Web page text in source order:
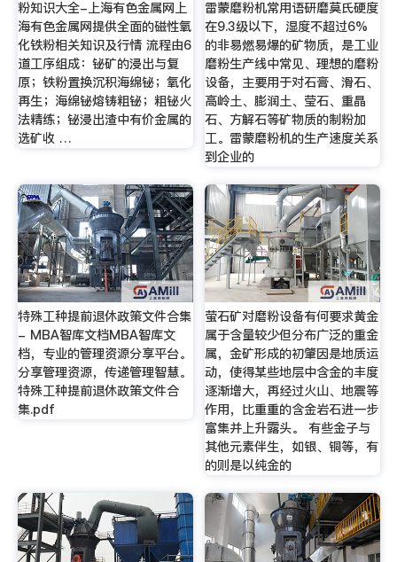
粉知识大全-上海有色金属网上
海有色金属网提供全面的磁性氧
化铁粉相关知识及行情 流程由6
道工序组成：铋矿的浸出与复
原；铁粉置换沉积海绵铋；氧化
再生；海绵铋熔铸粗铋；粗铋火
法精练；铋浸出渣中有价金属的
选矿收 …
雷蒙磨粉机常用语研磨莫氏硬度
在9.3级以下，湿度不超过6%
的非易燃易爆的矿物质，是工业
磨粉生产线中常见、理想的磨粉
设备，主要用于对石膏、滑石、
高岭土、膨润土、莹石、重晶
石、方解石等矿物质的制粉加
工。雷蒙磨粉机的生产速度关系
到企业的
特殊工种提前退休政策文件合集
- MBA智库文档MBA智库文
档，专业的管理资源分享平台。
分享管理资源，传递管理智慧。
特殊工种提前退休政策文件合
集.pdf
萤石矿对磨粉设备有何要求黄金
属于含量较少但分布广泛的重金
属，金矿形成的初肇因是地质运
动，使得某些地层中含金的丰度
逐渐增大，再经过火山、地震等
作用，比重重的含金岩石进一步
富集并上升露头。 有些金子与
其他元素伴生，如银、铜等，有
的则是以纯金的